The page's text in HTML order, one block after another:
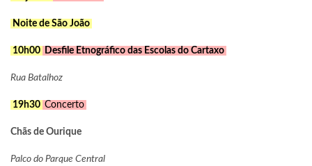
Noite de São João
10h00 Desfile Etnográfico das Escolas do Cartaxo
Rua Batalhoz
19h30 Concerto
Chãs de Ourique
Palco do Parque Central